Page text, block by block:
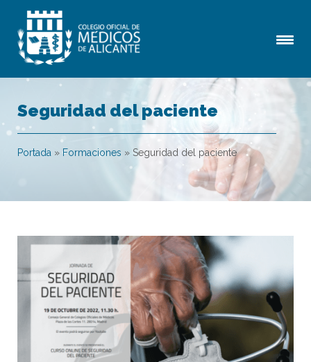
Seguridad del paciente
Portada » Formaciones » Seguridad del paciente